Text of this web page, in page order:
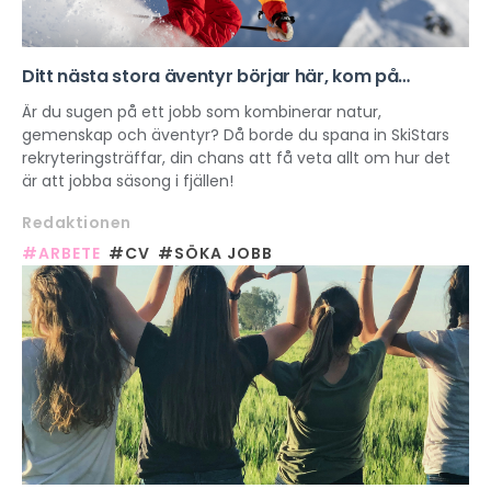
Ditt nästa stora äventyr börjar här, kom på
SkiStars rekryteringsträff!
Är du sugen på ett jobb som kombinerar natur,
gemenskap och äventyr? Då borde du spana in SkiStars
rekryteringsträffar, din chans att få veta allt om hur det
är att jobba säsong i fjällen!
Redaktionen
#ARBETE #CV #SÖKA JOBB